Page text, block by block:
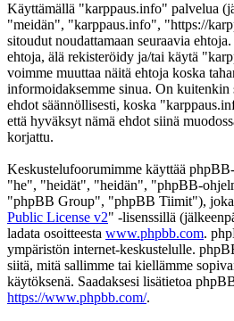
Käyttämällä "karppaus.info" palvelua
"meidän", "karppaus.info", "https://
sitoudut noudattamaan seuraavia
ehtoja, älä rekisteröidy ja/tai käytä
voimme muuttaa näitä ehtoja koska
informoidaksemme sinua. On kuitenkin
ehdot säännöllisesti, koska
että hyväksyt nämä ehdot siinä
korjattu.
Keskustelufoorumimme käyttää
"he", "heidät", "heidän", "phpBB-
"phpBB Group", "phpBB Tiimit"),
Public License v2" -lisenssillä
ladata osoitteesta www.phpbb.com.
ympäristön internet-keskustelulle.
siitä, mitä sallimme tai kiellämme
käytöksenä. Saadaksesi lisätietoa
https://www.phpbb.com/.